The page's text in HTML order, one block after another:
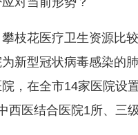
花医疗卫生资源比较
新型冠状病毒感染的
，在全市14家医院设
西医结合医院1所、三